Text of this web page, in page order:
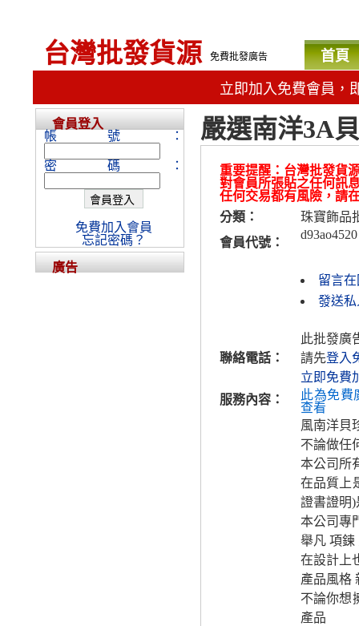
台灣批發貨源 免費批發廣告 首頁
立即加入免費會員，
嚴選南洋3A
重要提醒：台灣批發貨
對會員所張貼之任何訊
任何交易都有風險，請
分類：
珠寶飾品
會員代號：
d93ao4520
留言
發送私
聯絡電話：
此批發廣
請先登入
立即免費
服務內容：
此為免費
查看
風南洋貝
不論做任
本公司所
在品質上
證書證明
本公司專
舉凡 項鍊
在設計上
產品風格
不論你想
產品
會員登入
帳號：
密碼：
免費加入會員
忘記密碼？
廣告